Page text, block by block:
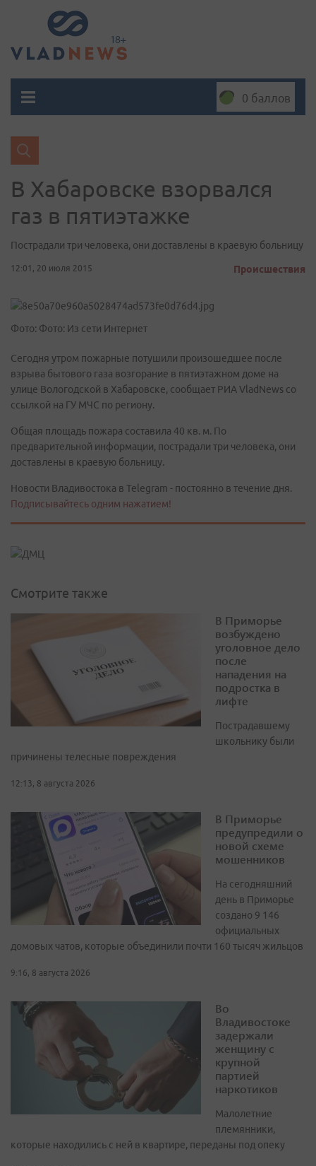
0 баллов
В Хабаровске взорвался
газ в пятиэтажке
Пострадали три человека, они доставлены в краевую больницу
12:01, 20 июля 2015 Происшествия
Фото: Фото: Из сети Интернет
Сегодня утром пожарные потушили произошедшее после
взрыва бытового газа возгорание в пятиэтажном доме на
улице Вологодской в Хабаровске, сообщает РИА VladNews со
ccылкой на ГУ МЧС по региону.
Общая площадь пожара составила 40 кв. м. По
предварительной информации, пострадали три человека, они
доставлены в краевую больницу.
Новости Владивостока в Telegram - постоянно в течение дня.
Подписывайтесь одним нажатием!
Смотрите также
В Приморье
возбуждено
уголовное дело
после
нападения на
подростка в
лифте
Пострадавшему
школьнику были
причинены телесные повреждения
12:13, 8 августа 2026
В Приморье
предупредили о
новой схеме
мошенников
На сегодняшний
день в Приморье
создано 9 146
официальных
домовых чатов, которые объединили почти 160 тысяч жильцов
9:16, 8 августа 2026
Во
Владивостоке
задержали
женщину с
крупной
партией
наркотиков
Малолетние
племянники,
которые находились с ней в квартире, переданы под опеку